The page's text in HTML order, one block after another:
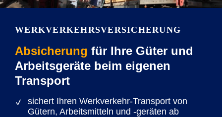
WERKVERKEHRS­VERSICHERUNG
Absicherung für Ihre Güter und
Arbeitsgeräte beim eigenen
Transport
sichert Ihren Werkverkehr-Transport von
Gütern, Arbeitsmitteln und -geräten ab